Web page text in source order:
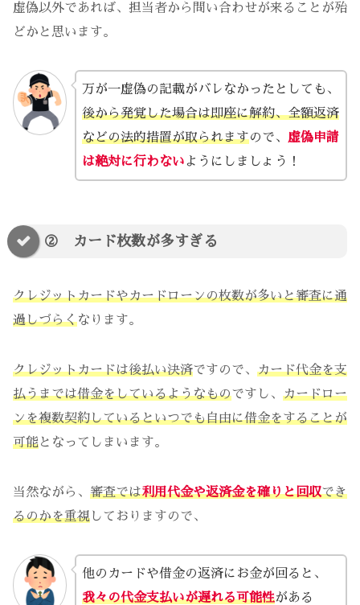
虚偽以外であれば、担当者から問い合わせが来ることが殆
どかと思います。
万が一虚偽の記載がバレなかったとしても、
後から発覚した場合は即座に解約、全額返済
などの法的措置が取られますので、 虚偽申請
は絶対に行わない ようにしましょう！
② カード枚数が多すぎる
クレジットカードやカードローンの枚数が多いと審査に通
過しづらくなります。
クレジットカードは後払い決済ですので、 カード代金を支
払うまでは借金をしているようなものですし、 カードロー
ンを複数契約しているといつでも自由に借金をすることが
可能となってしまいます。
当然ながら、 審査では利用代金や返済金を確りと回収でき
るのかを重視 しておりますので、
他のカードや借金の返済にお金が回ると、
我々の代金支払いが遅れる可能性がある